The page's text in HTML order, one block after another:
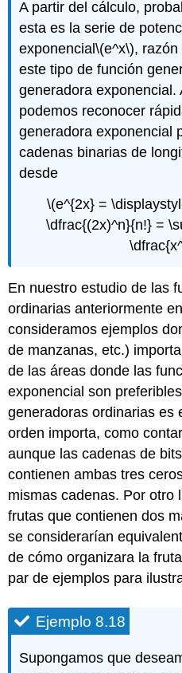
A partir del cálculo,
esta es la serie de
exponencial\(e^x\),
este tipo de función
generadora exponencial.
podemos reconocer
generadora exponencial
cadenas binarias de
desde
\(e^{2x} =
\dfrac{(2x)^n}{n!} =
En nuestro estudio de las
ordinarias anteriormente
consideramos ejemplos
de manzanas, etc.)
de las áreas donde las
exponencial son
generadoras ordinarias es
orden importa, como
aunque las cadenas de
contienen ambas tres
mismas cadenas. Por otro
frutas que contienen dos
se considerarían
de cómo organizara la
par de ejemplos para
Ejemplo 8.18
Supongamos que